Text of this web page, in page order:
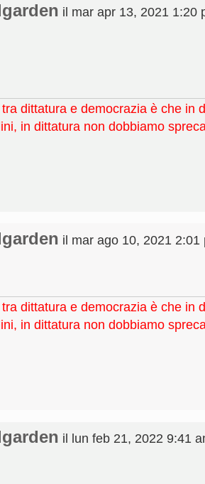
il mar apr 13, 2021 1:20
dittatura e democrazia è che in
in dittatura non dobbiamo
il mar ago 10, 2021 2:01
dittatura e democrazia è che in
in dittatura non dobbiamo
il lun feb 21, 2022 9:41